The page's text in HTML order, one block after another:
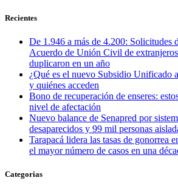
Recientes
De 1.946 a más de 4.200: Solicitudes
Acuerdo de Unión Civil de
duplicaron en un año
¿Qué es el nuevo Subsidio Unificado
y quiénes acceden
Bono de recuperación de enseres:
nivel de afectación
Nuevo balance de Senapred por
desaparecidos y 99 mil personas
Tarapacá lidera las tasas de gonorrea
el mayor número de casos en una
Categorias